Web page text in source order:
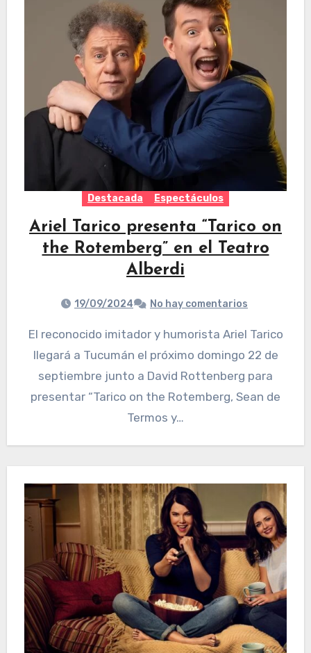
Destacada Espectáculos
Ariel Tarico presenta “Tarico on
the Rotemberg” en el Teatro
Alberdi
19/09/2024 No hay comentarios
El reconocido imitador y humorista Ariel Tarico
llegará a Tucumán el próximo domingo 22 de
septiembre junto a David Rottenberg para
presentar “Tarico on the Rotemberg, Sean de
Termos y…